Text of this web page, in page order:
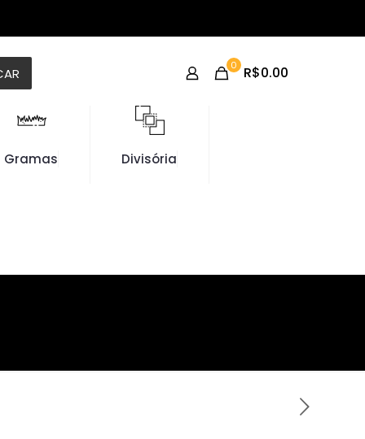
0 R$0.00
Gramas Divisória